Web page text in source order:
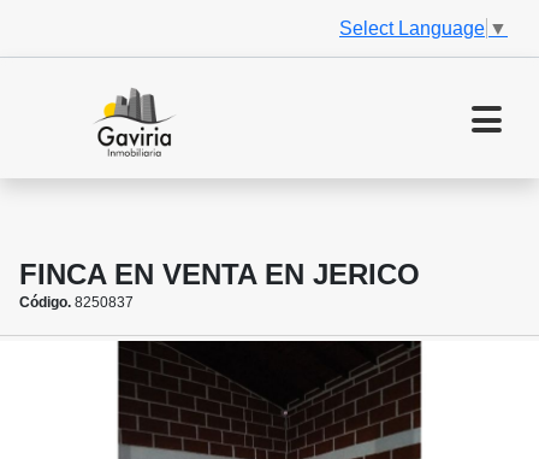
Select Language ▼
FINCA EN VENTA EN JERICO
Código. 8250837